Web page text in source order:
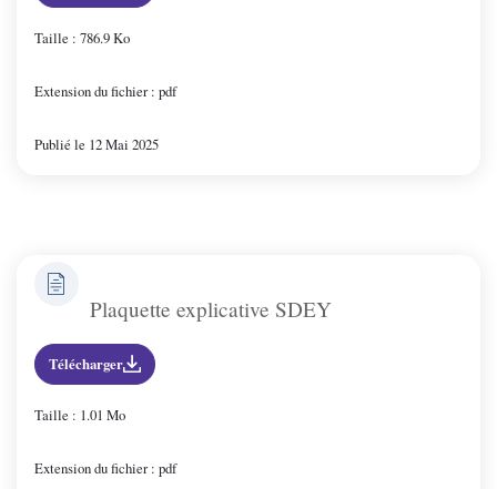
Venoy
Villefargeau
Villeneuve-St-Salves
Taille : 786.9 Ko
Extension du fichier : pdf
Publié le 12 Mai 2025
Plaquette explicative SDEY
Télécharger
Taille : 1.01 Mo
Extension du fichier : pdf